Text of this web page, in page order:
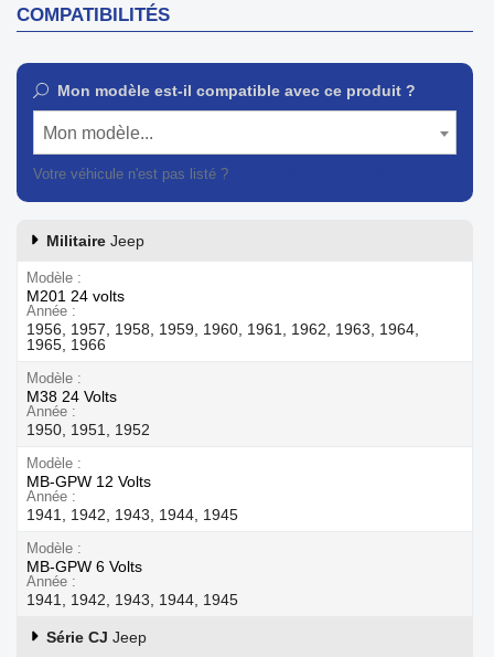
COMPATIBILITÉS
Mon modèle est-il compatible avec ce produit ?
Mon modèle...
Votre véhicule n'est pas listé ?
Militaire Jeep
Modèle
M201 24 volts
Année
1956, 1957, 1958, 1959, 1960, 1961, 1962, 1963, 1964,
1965, 1966
Modèle
M38 24 Volts
Année
1950, 1951, 1952
Modèle
MB-GPW 12 Volts
Année
1941, 1942, 1943, 1944, 1945
Modèle
MB-GPW 6 Volts
Année
1941, 1942, 1943, 1944, 1945
Série CJ Jeep